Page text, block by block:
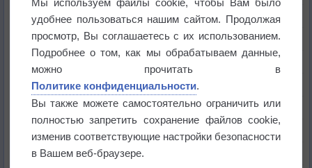
Относительная влажность
Средняя скорость приземного ветра
Порывы призменого ветра
Минимальная температура
Температура поверхности
удобнее пользоваться нашим сайтом. Продолжая
просмотр, Вы соглашаетесь с их использованием.
Подробнее о том, как мы обрабатываем данные,
можно прочитать в
Политике конфиденциальности.
Вы также можете самостоятельно ограничить или
полностью запретить сохранение файлов cookie,
изменив соответствующие настройки безопасности
в Вашем веб-браузере.